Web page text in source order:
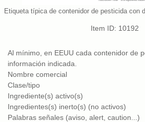
Etiqueta típica de contenidor de pesticida con
Item ID: 10192
Al mínimo, en EEUU cada contenidor de
información indicada.
Nombre comercial
Clase/tipo
Ingrediente(s) activo(s)
Ingredientes(s) inerto(s) (no activos)
Palabras señales (aviso, alert, caution...)